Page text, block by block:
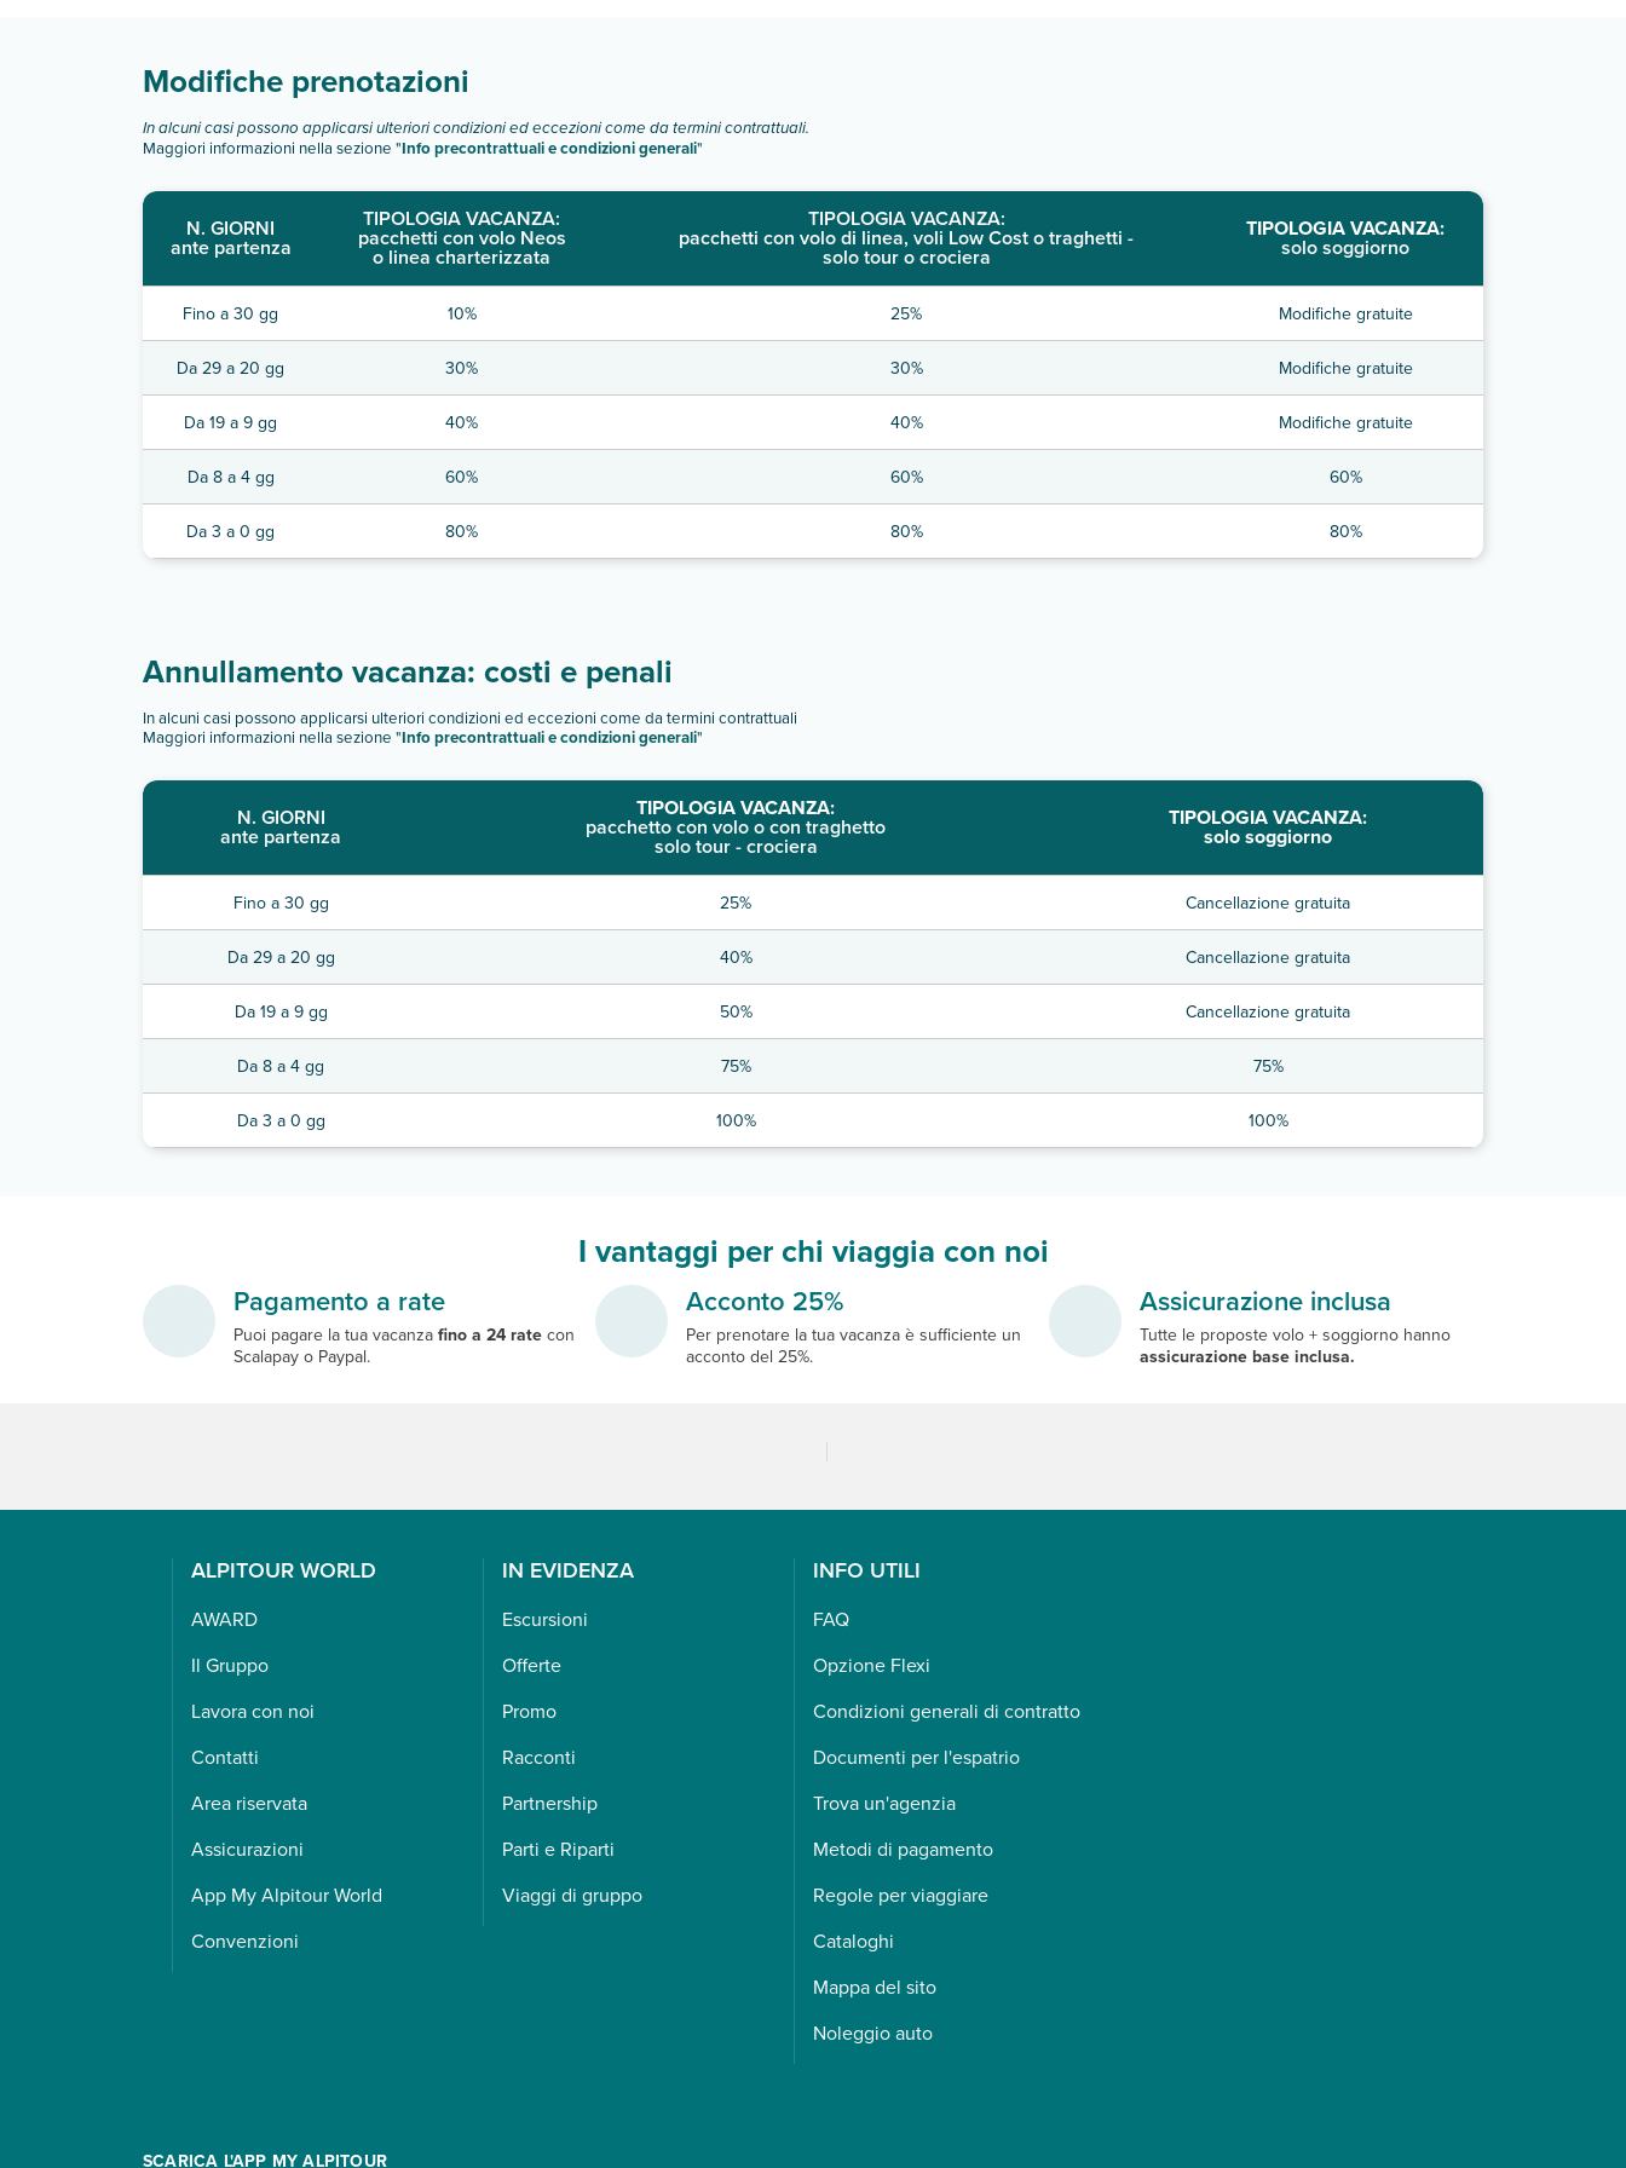
Modifiche prenotazioni
In alcuni casi possono applicarsi ulteriori condizioni ed eccezioni come da termini contrattuali.
Maggiori informazioni nella sezione "Info precontrattuali e condizioni generali"
N. GIORNI
ante partenza
TIPOLOGIA VACANZA:
pacchetti con volo Neos
o linea charterizzata
TIPOLOGIA VACANZA:
pacchetti con volo di linea, voli Low Cost o traghetti -
solo tour o crociera
TIPOLOGIA VACANZA:
solo soggiorno
Fino a 30 gg 10% 25% Modifiche gratuite
Da 29 a 20 gg 30% 30% Modifiche gratuite
Da 19 a 9 gg 40% 40% Modifiche gratuite
Da 8 a 4 gg 60% 60% 60%
Da 3 a 0 gg 80% 80% 80%
Annullamento vacanza: costi e penali
In alcuni casi possono applicarsi ulteriori condizioni ed eccezioni come da termini contrattuali
Maggiori informazioni nella sezione "Info precontrattuali e condizioni generali"
N. GIORNI
ante partenza
TIPOLOGIA VACANZA:
pacchetto con volo o con traghetto
solo tour - crociera
TIPOLOGIA VACANZA:
solo soggiorno
Fino a 30 gg 25% Cancellazione gratuita
Da 29 a 20 gg 40% Cancellazione gratuita
Da 19 a 9 gg 50% Cancellazione gratuita
Da 8 a 4 gg 75% 75%
Da 3 a 0 gg 100% 100%
I vantaggi per chi viaggia con noi
Pagamento a rate
Puoi pagare la tua vacanza fino a 24 rate con
Scalapay o Paypal.
Acconto 25%
Per prenotare la tua vacanza è sufficiente un
acconto del 25%.
Assicurazione inclusa
Tutte le proposte volo + soggiorno hanno
assicurazione base inclusa.
ALPITOUR WORLD
AWARD
Il Gruppo
Lavora con noi
Contatti
Area riservata
Assicurazioni
App My Alpitour World
Convenzioni
IN EVIDENZA
Escursioni
Offerte
Promo
Racconti
Partnership
Parti e Riparti
Viaggi di gruppo
INFO UTILI
FAQ
Opzione Flexi
Condizioni generali di contratto
Documenti per l'espatrio
Trova un'agenzia
Metodi di pagamento
Regole per viaggiare
Cataloghi
Mappa del sito
Noleggio auto
SCARICA L'APP MY ALPITOUR